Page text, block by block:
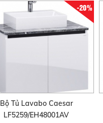
-20%
Bộ Tủ Lavabo Caesar
LF5259/EH48001AV